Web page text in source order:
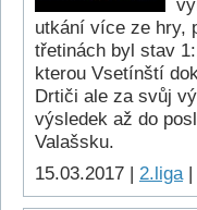
utkání více ze hry,
třetinách byl stav
kterou Vsetínští
Drtiči ale za svůj
výsledek až do
Valašsku.
15.03.2017 | 2.liga|